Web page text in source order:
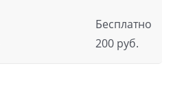
Бесплатно
200 руб.